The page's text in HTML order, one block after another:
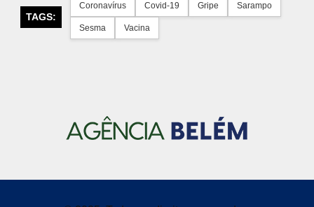
TAGS:
Coronavírus Covid-19 Gripe Sarampo
Sesma Vacina